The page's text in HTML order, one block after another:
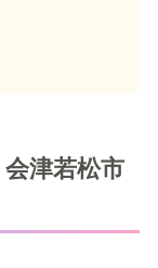
津若松市